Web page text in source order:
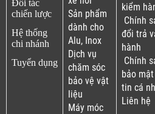
Đối tác
chiến lược
Hệ thống
chi nhánh
Tuyển dụng
Sản phẩm
dành cho
Alu, Inox
Dịch vụ
chăm sóc
bảo vệ vật
liệu
Máy móc
kiểm
Chính
đổi trả
hành
Chính
bảo
tin cá
Liên hệ